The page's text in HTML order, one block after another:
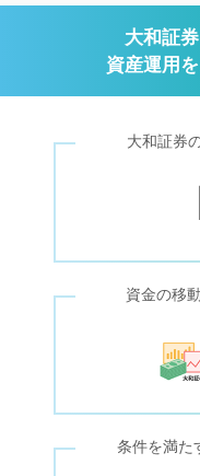
大和証
資産運用
大和証券
資金の移
条件を満た